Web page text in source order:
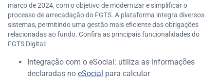
março de 2024, com o objetivo de modernizar e simplificar o
processo de arrecadação do FGTS. A plataforma integra diversos
sistemas, permitindo uma gestão mais eficiente das obrigações
relacionadas ao fundo.​ Confira as principais funcionalidades do
FGTS Digital:​
Integração com o eSocial: utiliza as informações
declaradas no eSocial para calcular